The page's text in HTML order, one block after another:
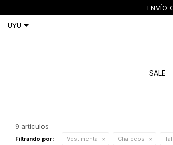
ENVÍO
SALE
9 artículos
Filtrando por: Vestimenta Chalecos